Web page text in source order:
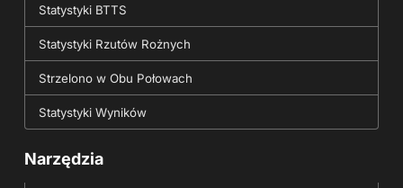
Statystyki BTTS
Statystyki Rzutów Rożnych
Strzelono w Obu Połowach
Statystyki Wyników
Narzędzia